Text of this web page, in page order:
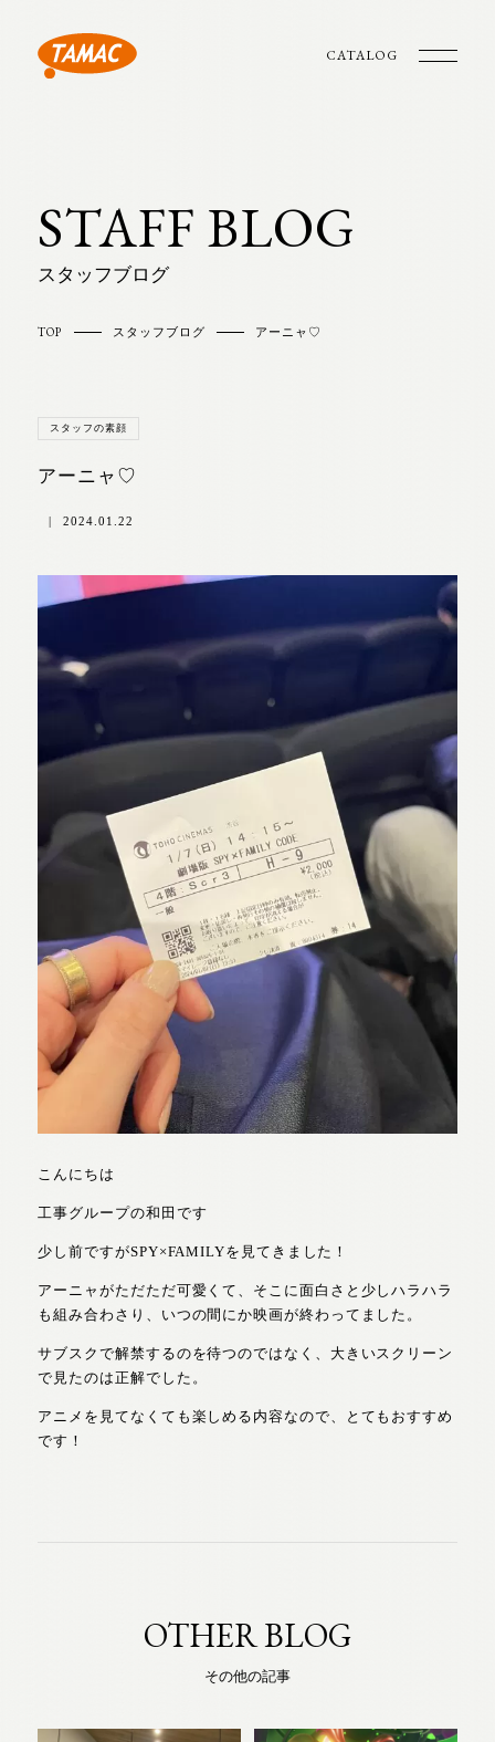
CATALOG
STAFF BLOG
スタッフブログ
TOP スタッフブログ アーニャ♡
スタッフの素顔
アーニャ♡
| 2024.01.22
こんにちは
工事グループの和田です
少し前ですがSPY×FAMILYを見てきました！
アーニャがただただ可愛くて、そこに面白さと少しハラハラ
も組み合わさり、いつの間にか映画が終わってました。
サブスクで解禁するのを待つのではなく、大きいスクリーン
で見たのは正解でした。
アニメを見てなくても楽しめる内容なので、とてもおすすめ
です！
OTHER BLOG
その他の記事